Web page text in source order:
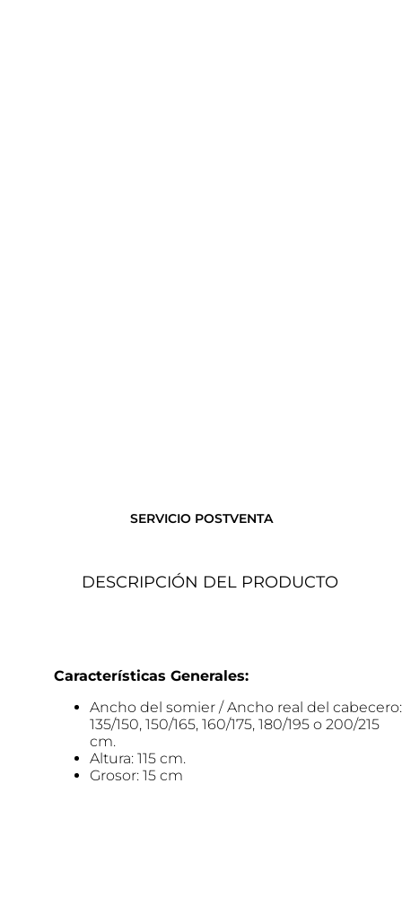
SERVICIO POSTVENTA
DESCRIPCIÓN DEL PRODUCTO
Características Generales:
Ancho del somier / Ancho real del cabecero:
135/150, 150/165, 160/175, 180/195 o 200/215
cm.
Altura: 115 cm.
Grosor: 15 cm